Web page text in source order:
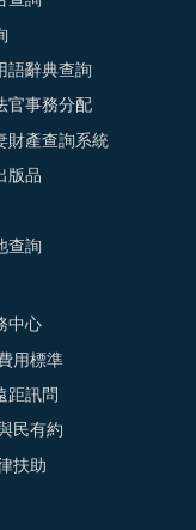
語辭典查詢
官事務分配
財產查詢系統
版品
查詢
中心
用標準
距訊問
民有約
扶助